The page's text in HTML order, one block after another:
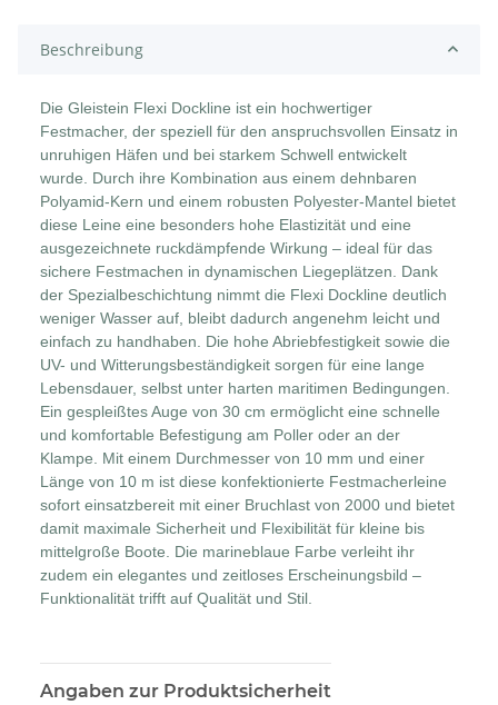
Beschreibung
Die Gleistein Flexi Dockline ist ein hochwertiger
Festmacher, der speziell für den anspruchsvollen Einsatz in
unruhigen Häfen und bei starkem Schwell entwickelt
wurde. Durch ihre Kombination aus einem dehnbaren
Polyamid-Kern und einem robusten Polyester-Mantel bietet
diese Leine eine besonders hohe Elastizität und eine
ausgezeichnete ruckdämpfende Wirkung – ideal für das
sichere Festmachen in dynamischen Liegeplätzen. Dank
der Spezialbeschichtung nimmt die Flexi Dockline deutlich
weniger Wasser auf, bleibt dadurch angenehm leicht und
einfach zu handhaben. Die hohe Abriebfestigkeit sowie die
UV- und Witterungsbeständigkeit sorgen für eine lange
Lebensdauer, selbst unter harten maritimen Bedingungen.
Ein gespleißtes Auge von 30 cm ermöglicht eine schnelle
und komfortable Befestigung am Poller oder an der
Klampe. Mit einem Durchmesser von 10 mm und einer
Länge von 10 m ist diese konfektionierte Festmacherleine
sofort einsatzbereit mit einer Bruchlast von 2000 und bietet
damit maximale Sicherheit und Flexibilität für kleine bis
mittelgroße Boote. Die marineblaue Farbe verleiht ihr
zudem ein elegantes und zeitloses Erscheinungsbild –
Funktionalität trifft auf Qualität und Stil.
Angaben zur Produktsicherheit